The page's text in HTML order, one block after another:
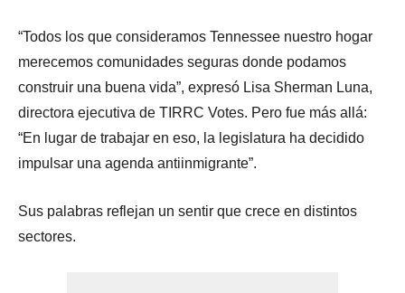
“Todos los que consideramos Tennessee nuestro hogar
merecemos comunidades seguras donde podamos
construir una buena vida”, expresó Lisa Sherman Luna,
directora ejecutiva de TIRRC Votes. Pero fue más allá:
“En lugar de trabajar en eso, la legislatura ha decidido
impulsar una agenda antiinmigrante”.
Sus palabras reflejan un sentir que crece en distintos
sectores.